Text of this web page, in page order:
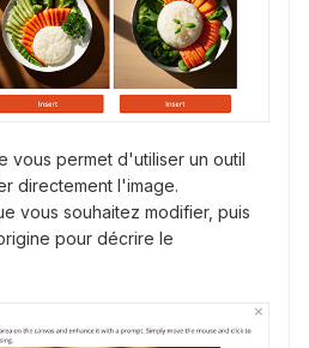
vous permet d'utiliser un outil
directement l'image.
vous souhaitez modifier, puis
pour décrire le